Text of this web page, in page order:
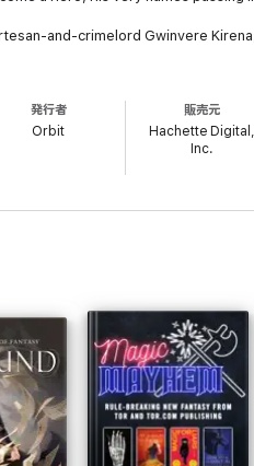
and-crimelord Gwinvere
発行者
Orbit
販売元
Hachette Digital,
Inc.